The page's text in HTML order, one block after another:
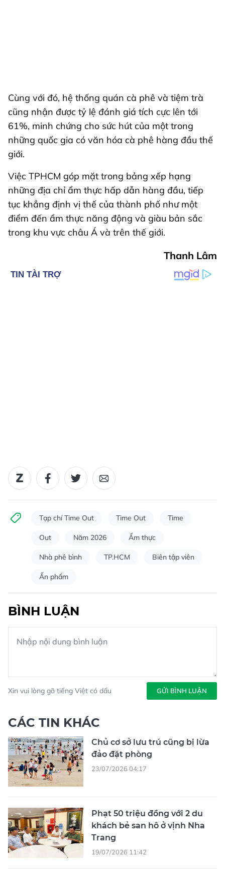
Cùng với đó, hệ thống quán cà phê và tiệm trà
cũng nhận được tỷ lệ đánh giá tích cực lên tới
61%, minh chứng cho sức hút của một trong
những quốc gia có văn hóa cà phê hàng đầu thế
giới.
Việc TPHCM góp mặt trong bảng xếp hạng
những địa chỉ ẩm thực hấp dẫn hàng đầu, tiếp
tục khẳng định vị thế của thành phố như một
điểm đến ẩm thực năng động và giàu bản sắc
trong khu vực châu Á và trên thế giới.
Thanh Lâm
Tạp chí Time Out Time Out Time
Out Năm 2026 Ẩm thực
Nhà phê bình TP.HCM Biên tập viên
Ấn phẩm
BÌNH LUẬN
Xin vui lòng gõ tiếng Việt có dấu GỬI BÌNH LUẬN
CÁC TIN KHÁC
Chủ cơ sở lưu trú cũng bị lừa
đảo đặt phòng
23/07/2026 04:17
Phạt 50 triệu đồng với 2 du
khách bẻ san hô ở vịnh Nha
Trang
19/07/2026 11:42